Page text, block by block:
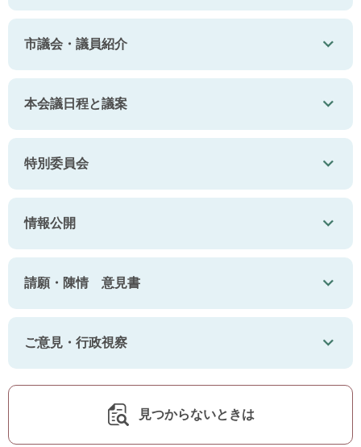
市議会・議員紹介
本会議日程と議案
特別委員会
情報公開
請願・陳情 意見書
ご意見・行政視察
見つからないときは